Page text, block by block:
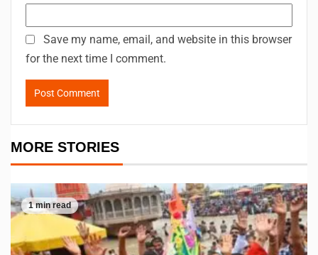
Save my name, email, and website in this browser
for the next time I comment.
MORE STORIES
1 min read